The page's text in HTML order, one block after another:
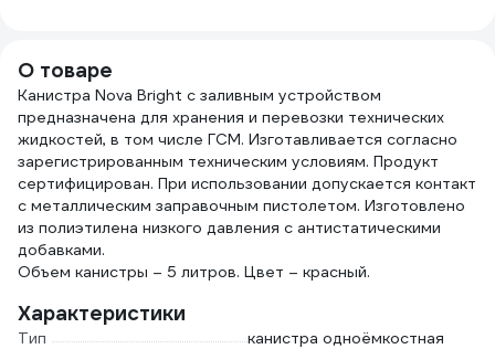
О товаре
Канистра Nova Bright с заливным устройством
предназначена для хранения и перевозки технических
жидкостей, в том числе ГСМ. Изготавливается согласно
зарегистрированным техническим условиям. Продукт
сертифицирован. При использовании допускается контакт
с металлическим заправочным пистолетом. Изготовлено
из полиэтилена низкого давления с антистатическими
добавками.
Объем канистры – 5 литров. Цвет – красный.
Характеристики
Тип
канистра одноёмкостная